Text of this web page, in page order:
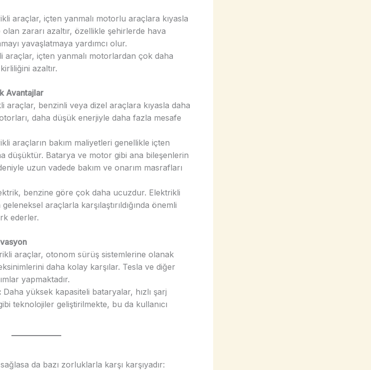
araçlar, içten yanmalı motorlu araçlara kıyasla
zararı azaltır, özellikle şehirlerde hava
yavaşlatmaya yardımcı olur.
araçlar, içten yanmalı motorlardan çok daha
azaltır.
Avantajlar
araçlar, benzinli veya dizel araçlara kıyasla daha
daha düşük enerjiyle daha fazla mesafe
araçların bakım maliyetleri genellikle içten
düşüktür. Batarya ve motor gibi ana bileşenlerin
uzun vadede bakım ve onarım masrafları
benzine göre çok daha ucuzdur. Elektrikli
araçlarla karşılaştırıldığında önemli
ederler.
araçlar, otonom sürüş sistemlerine olanak
daha kolay karşılar. Tesla ve diğer
yapmaktadır.
Daha yüksek kapasiteli bataryalar, hızlı şarj
teknolojiler geliştirilmekte, bu da kullanıcı
da bazı zorluklarla karşı karşıyadır: